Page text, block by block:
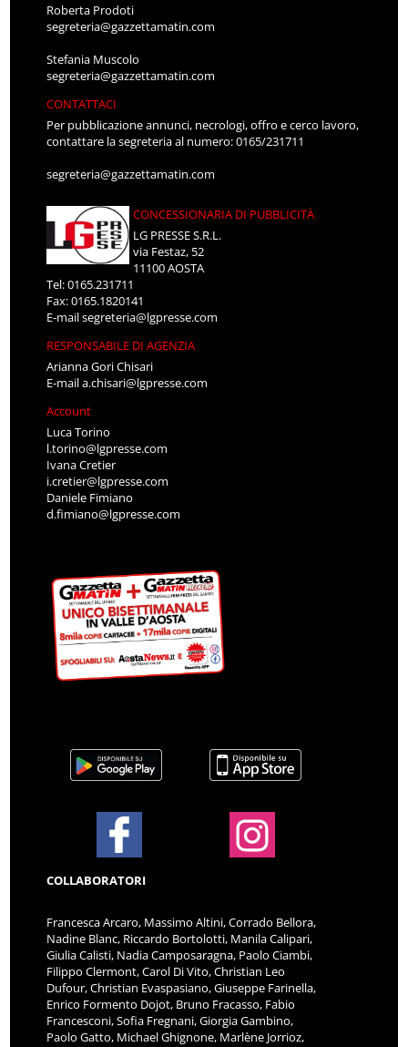
Roberta Prodoti
segreteria@gazzettamatin.com
Stefania Muscolo
segreteria@gazzettamatin.com
CONTATTACI
Per pubblicazione annunci, necrologi, offro e cerco lavoro,
contattare la segreteria al numero: 0165/231711
segreteria@gazzettamatin.com
CONCESSIONARIA DI PUBBLICITÀ
LG PRESSE S.R.L.
via Festaz, 52
11100 AOSTA
Tel: 0165.231711
Fax: 0165.1820141
E-mailsegreteria@lgpresse.com
RESPONSABILE DI AGENZIA
Arianna Gori Chisari
E-maila.chisari@lgpresse.com
Account
Luca Torino
l.torino@lgpresse.com
Ivana Cretier
i.cretier@lgpresse.com
Daniele Fimiano
d.fimiano@lgpresse.com
COLLABORATORI
Francesca Arcaro, Massimo Altini, Corrado Bellora,
Nadine Blanc, Riccardo Bortolotti, Manila Calipari,
Giulia Calisti, Nadia Camposaragna, Paolo Ciambi,
Filippo Clermont, Carol Di Vito, Christian Leo
Dufour, Christian Evaspasiano, Giuseppe Farinella,
Enrico Formento Dojot, Bruno Fracasso, Fabio
Francesconi, Sofia Fregnani, Giorgia Gambino,
Paolo Gatto, Michael Ghignone, Marlène Jorrioz,